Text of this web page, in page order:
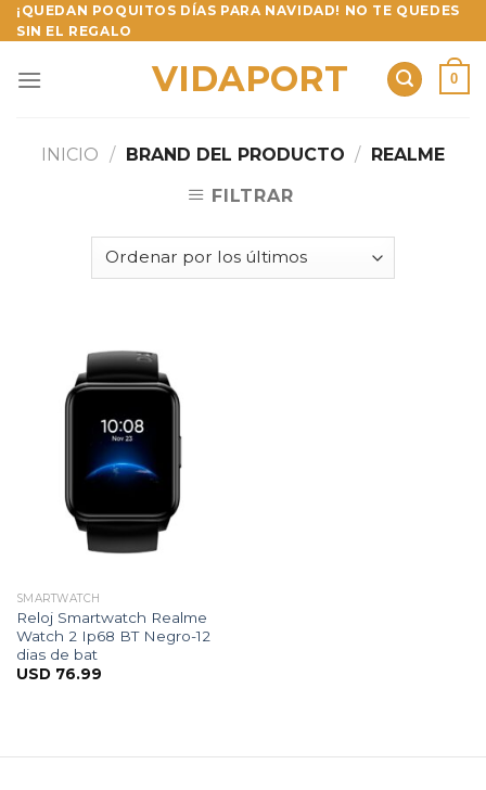
Skip
to
¡QUEDAN POQUITOS DÍAS PARA NAVIDAD! NO TE QUEDES
SIN EL REGALO
VIDAPORT 0
INICIO / BRAND DEL PRODUCTO / REALME
FILTRAR
SMARTWATCH
Reloj Smartwatch Realme
Watch 2 Ip68 BT Negro-12
dias de bat
USD 76.99